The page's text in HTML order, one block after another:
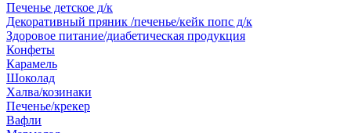
Печенье детское д/к
Декоративный пряник /печенье/кейк попс д/к
Здоровое питание/диабетическая продукция
Конфеты
Карамель
Шоколад
Халва/козинаки
Печенье/крекер
Вафли